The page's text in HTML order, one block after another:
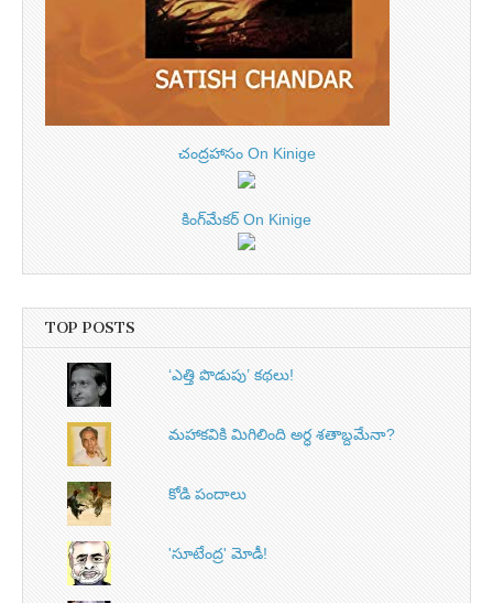
చంద్రహాసం On Kinige
కింగ్‌మేకర్ On Kinige
TOP POSTS
‘ఎత్తి పొడుపు’ కథలు!
మహాకవికి మిగిలింది అర్ధ శతాబ్దమేనా?
కోడి పందాలు
'సూటేంద్ర' మోడీ!